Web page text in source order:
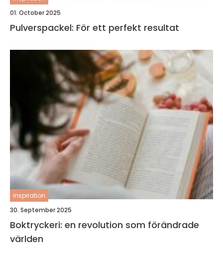
01. October 2025
Pulverspackel: För ett perfekt resultat
inspiration
30. September 2025
Boktryckeri: en revolution som förändrade
världen